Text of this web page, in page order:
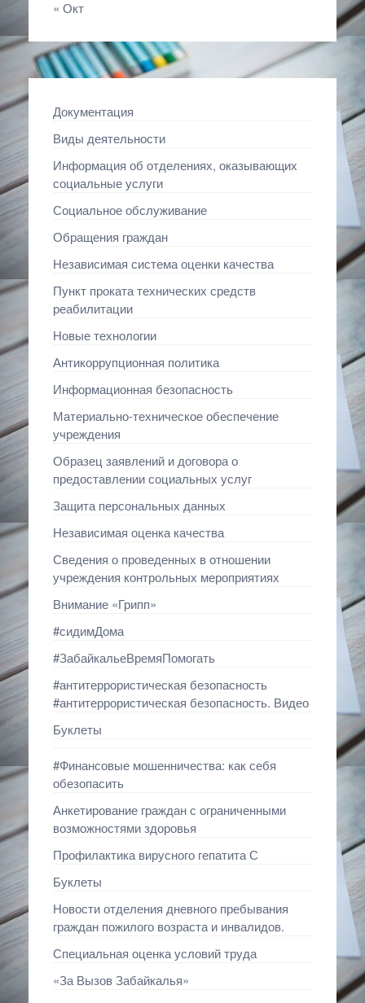
« Окт
Документация
Виды деятельности
Информация об отделениях, оказывающих
социальные услуги
Социальное обслуживание
Обращения граждан
Независимая система оценки качества
Пункт проката технических средств
реабилитации
Новые технологии
Антикоррупционная политика
Информационная безопасность
Материально-техническое обеспечение
учреждения
Образец заявлений и договора о
предоставлении социальных услуг
Защита персональных данных
Независимая оценка качества
Сведения о проведенных в отношении
учреждения контрольных мероприятиях
Внимание «Грипп»
#сидимДома
#ЗабайкальеВремяПомогать
#антитеррористическая безопасность
#антитеррористическая безопасность. Видео
Буклеты
#Финансовые мошенничества: как себя
обезопасить
Анкетирование граждан с ограниченными
возможностями здоровья
Профилактика вирусного гепатита С
Буклеты
Новости отделения дневного пребывания
граждан пожилого возраста и инвалидов.
Специальная оценка условий труда
«За Вызов Забайкалья»